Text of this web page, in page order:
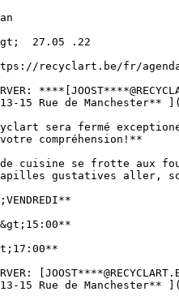
13-15 Rue de
compréhension!**
cuisine se frotte aux
gustatives aller,
13-15 Rue de